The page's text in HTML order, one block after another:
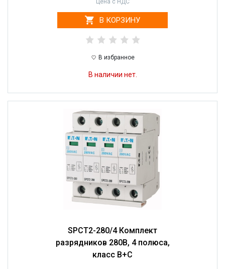
Цена с НДС
В КОРЗИНУ
В избранное
В наличии нет.
SPCT2-280/4 Комплект
разрядников 280В, 4 полюса,
класс B+C